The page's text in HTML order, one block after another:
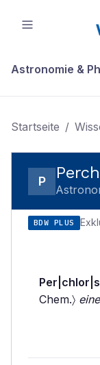
Astronomie &
Startseite /
P
BDW PLUS
Chem.〉